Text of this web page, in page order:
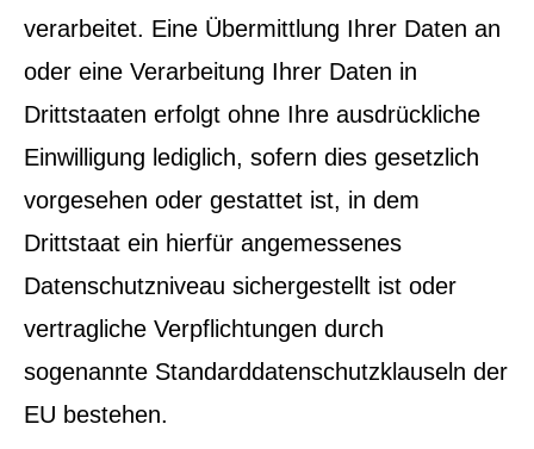
verarbeitet. Eine Übermittlung Ihrer Daten an
oder eine Verarbeitung Ihrer Daten in
Drittstaaten erfolgt ohne Ihre ausdrückliche
Einwilligung lediglich, sofern dies gesetzlich
vorgesehen oder gestattet ist, in dem
Drittstaat ein hierfür angemessenes
Datenschutzniveau sichergestellt ist oder
vertragliche Verpflichtungen durch
sogenannte Standarddatenschutzklauseln der
EU bestehen.